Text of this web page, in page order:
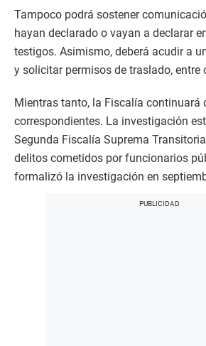
Tampoco podrá sostener
hayan declarado o vayan a declarar
testigos. Asimismo, deberá acudir a
y solicitar permisos de traslado, entre
Mientras tanto, la Fiscalía continuará
correspondientes. La investigación
Segunda Fiscalía Suprema
delitos cometidos por funcionarios
formalizó la investigación en